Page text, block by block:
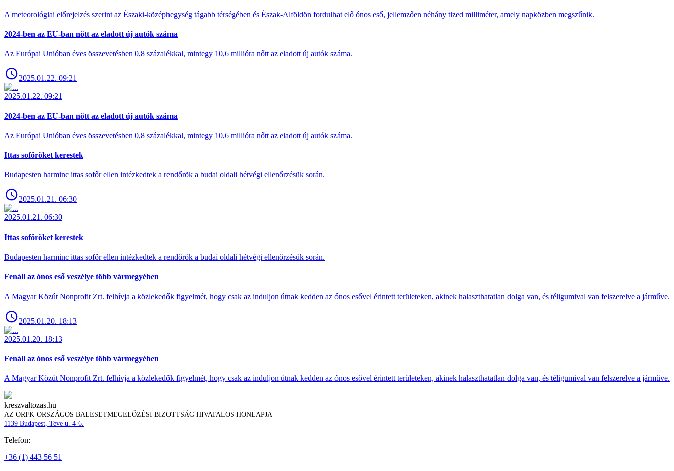
A meteorológiai előrejelzés szerint az Északi-középhegység tágabb térségében és Észak-Alföldön fordulhat elő ónos eső, jellemzően néhány tized milliméter, amely napközben megszűnik.
2024-ben az EU-ban nőtt az eladott új autók száma
Az Európai Unióban éves összevetésben 0,8 százalékkal, mintegy 10,6 millióra nőtt az eladott új autók száma.
2025.01.22. 09:21
2025.01.22. 09:21
2024-ben az EU-ban nőtt az eladott új autók száma
Az Európai Unióban éves összevetésben 0,8 százalékkal, mintegy 10,6 millióra nőtt az eladott új autók száma.
Ittas sofőröket kerestek
Budapesten harminc ittas sofőr ellen intézkedtek a rendőrök a budai oldali hétvégi ellenőrzésük során.
2025.01.21. 06:30
2025.01.21. 06:30
Ittas sofőröket kerestek
Budapesten harminc ittas sofőr ellen intézkedtek a rendőrök a budai oldali hétvégi ellenőrzésük során.
Fenáll az ónos eső veszélye több vármegyében
A Magyar Közút Nonprofit Zrt. felhívja a közlekedők figyelmét, hogy csak az induljon útnak kedden az ónos esővel érintett területeken, akinek halaszthatatlan dolga van, és téligumival van felszerelve a járműve.
2025.01.20. 18:13
2025.01.20. 18:13
Fenáll az ónos eső veszélye több vármegyében
A Magyar Közút Nonprofit Zrt. felhívja a közlekedők figyelmét, hogy csak az induljon útnak kedden az ónos esővel érintett területeken, akinek halaszthatatlan dolga van, és téligumival van felszerelve a járműve.
kreszvaltozas.hu
AZ ORFK-ORSZÁGOS BALESETMEGELŐZÉSI BIZOTTSÁG HIVATALOS HONLAPJA
1139 Budapest, Teve u. 4-6.
Telefon:
+36 (1) 443 56 51